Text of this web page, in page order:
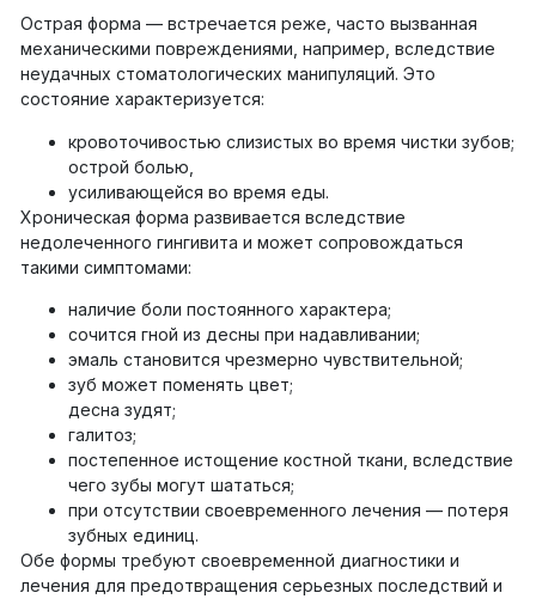
Острая форма — встречается реже, часто вызванная
механическими повреждениями, например, вследствие
неудачных стоматологических манипуляций. Это
состояние характеризуется:
кровоточивостью слизистых во время чистки зубов;
острой болью,
усиливающейся во время еды.
Хроническая форма развивается вследствие
недолеченного гингивита и может сопровождаться
такими симптомами:
наличие боли постоянного характера;
сочится гной из десны при надавливании;
эмаль становится чрезмерно чувствительной;
зуб может поменять цвет;
десна зудят;
галитоз;
постепенное истощение костной ткани, вследствие
чего зубы могут шататься;
при отсутствии своевременного лечения — потеря
зубных единиц.
Обе формы требуют своевременной диагностики и
лечения для предотвращения серьезных последствий и